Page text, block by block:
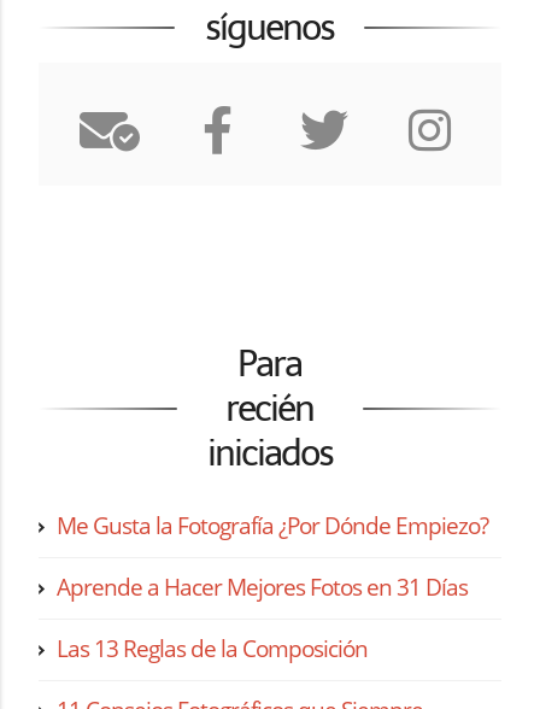
síguenos
Para
recién
iniciados
Me Gusta la Fotografía ¿Por Dónde Empiezo?
Aprende a Hacer Mejores Fotos en 31 Días
Las 13 Reglas de la Composición